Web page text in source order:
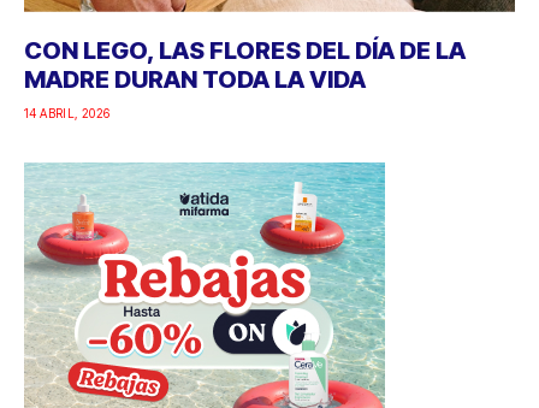
CON LEGO, LAS FLORES DEL DÍA DE LA
MADRE DURAN TODA LA VIDA
14 ABRIL, 2026